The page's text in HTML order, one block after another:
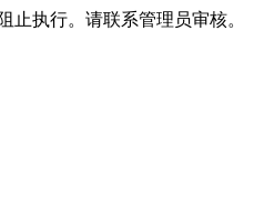
止执行。请联系管理员审核。